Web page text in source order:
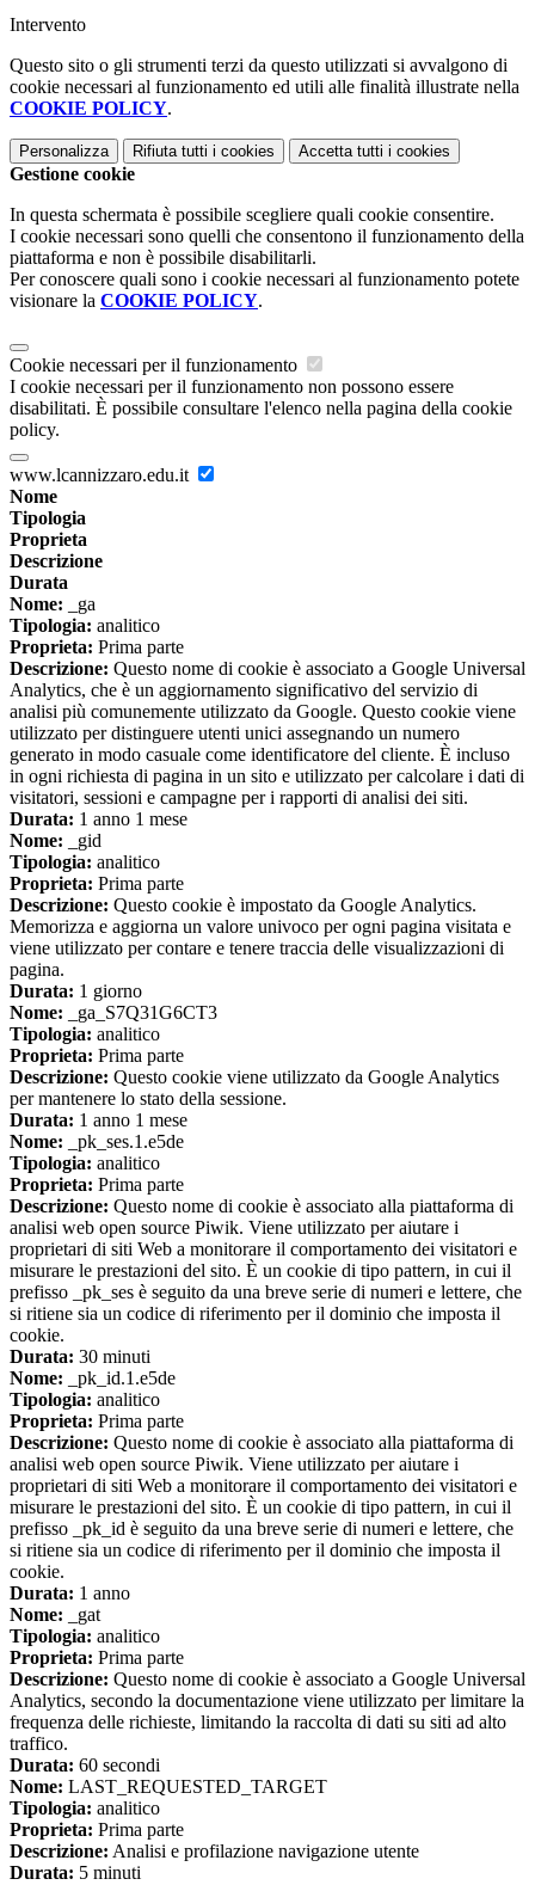
Intervento
Questo sito o gli strumenti terzi da questo utilizzati si avvalgono di
cookie necessari al funzionamento ed utili alle finalità illustrate nella
COOKIE POLICY.
Personalizza Rifiuta tutti i cookies Accetta tutti i cookies
Gestione cookie
In questa schermata è possibile scegliere quali cookie consentire.
I cookie necessari sono quelli che consentono il funzionamento della
piattaforma e non è possibile disabilitarli.
Per conoscere quali sono i cookie necessari al funzionamento potete
visionare la COOKIE POLICY.
Cookie necessari per il funzionamento
I cookie necessari per il funzionamento non possono essere
disabilitati. È possibile consultare l'elenco nella pagina della cookie
policy.
www.lcannizzaro.edu.it
Nome
Tipologia
Proprieta
Descrizione
Durata
Nome: _ga
Tipologia: analitico
Proprieta: Prima parte
Descrizione: Questo nome di cookie è associato a Google Universal
Analytics, che è un aggiornamento significativo del servizio di
analisi più comunemente utilizzato da Google. Questo cookie viene
utilizzato per distinguere utenti unici assegnando un numero
generato in modo casuale come identificatore del cliente. È incluso
in ogni richiesta di pagina in un sito e utilizzato per calcolare i dati di
visitatori, sessioni e campagne per i rapporti di analisi dei siti.
Durata: 1 anno 1 mese
Nome: _gid
Tipologia: analitico
Proprieta: Prima parte
Descrizione: Questo cookie è impostato da Google Analytics.
Memorizza e aggiorna un valore univoco per ogni pagina visitata e
viene utilizzato per contare e tenere traccia delle visualizzazioni di
pagina.
Durata: 1 giorno
Nome: _ga_S7Q31G6CT3
Tipologia: analitico
Proprieta: Prima parte
Descrizione: Questo cookie viene utilizzato da Google Analytics
per mantenere lo stato della sessione.
Durata: 1 anno 1 mese
Nome: _pk_ses.1.e5de
Tipologia: analitico
Proprieta: Prima parte
Descrizione: Questo nome di cookie è associato alla piattaforma di
analisi web open source Piwik. Viene utilizzato per aiutare i
proprietari di siti Web a monitorare il comportamento dei visitatori e
misurare le prestazioni del sito. È un cookie di tipo pattern, in cui il
prefisso _pk_ses è seguito da una breve serie di numeri e lettere, che
si ritiene sia un codice di riferimento per il dominio che imposta il
cookie.
Durata: 30 minuti
Nome: _pk_id.1.e5de
Tipologia: analitico
Proprieta: Prima parte
Descrizione: Questo nome di cookie è associato alla piattaforma di
analisi web open source Piwik. Viene utilizzato per aiutare i
proprietari di siti Web a monitorare il comportamento dei visitatori e
misurare le prestazioni del sito. È un cookie di tipo pattern, in cui il
prefisso _pk_id è seguito da una breve serie di numeri e lettere, che
si ritiene sia un codice di riferimento per il dominio che imposta il
cookie.
Durata: 1 anno
Nome: _gat
Tipologia: analitico
Proprieta: Prima parte
Descrizione: Questo nome di cookie è associato a Google Universal
Analytics, secondo la documentazione viene utilizzato per limitare la
frequenza delle richieste, limitando la raccolta di dati su siti ad alto
traffico.
Durata: 60 secondi
Nome: LAST_REQUESTED_TARGET
Tipologia: analitico
Proprieta: Prima parte
Descrizione: Analisi e profilazione navigazione utente
Durata: 5 minuti